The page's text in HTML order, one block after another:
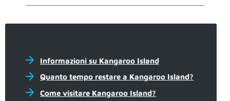
Informazioni su Kangaroo Island
Quanto tempo restare a Kangaroo Island?
Come visitare Kangaroo Island?